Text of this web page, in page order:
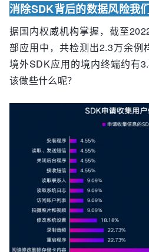
消除SDK背后的数据风险我
据国内权威机构掌握，截至
部应用中，共检测出2.3万余例
境外SDK应用的境内终端约有
该做些什么呢？